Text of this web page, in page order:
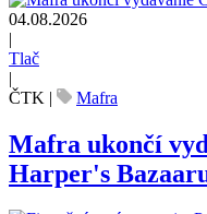
04.08.2026
|
Tlač
|
ČTK | Mafra
Mafra ukončí
Harper's